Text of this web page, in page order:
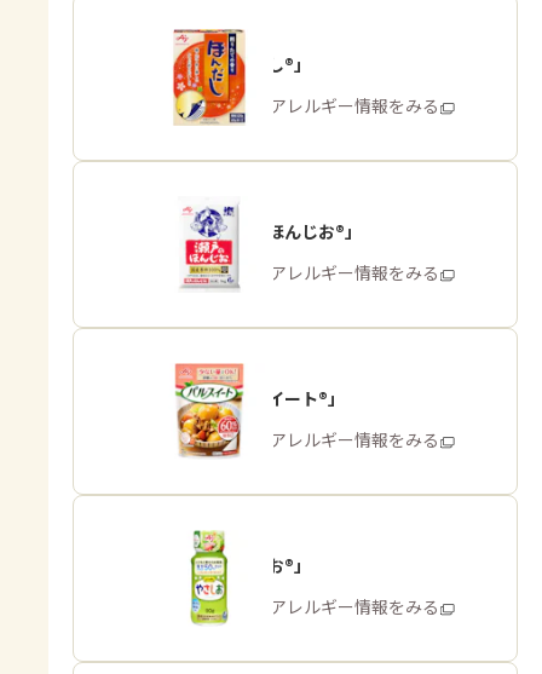
「ほんだし®」
商品・アレルギー情報をみる
「瀬戸のほんじお®」
商品・アレルギー情報をみる
「パルスイート®」
商品・アレルギー情報をみる
「やさしお®」
商品・アレルギー情報をみる